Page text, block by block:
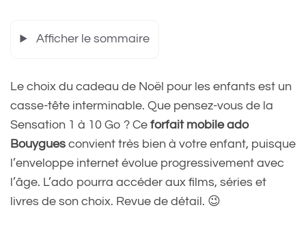
Afficher le sommaire
Le choix du cadeau de Noël pour les enfants est un
casse-tête interminable. Que pensez-vous de la
Sensation 1 à 10 Go ? Ce forfait mobile ado
Bouygues convient très bien à votre enfant, puisque
l’enveloppe internet évolue progressivement avec
l’âge. L’ado pourra accéder aux films, séries et
livres de son choix. Revue de détail. 😉